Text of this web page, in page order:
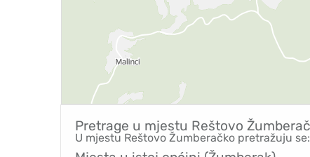
Pretrage u mjestu Reštovo
U mjestu Reštovo Žumberačko pretražuju se: